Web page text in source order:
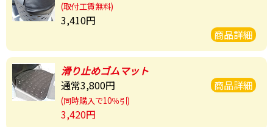
(取付工賃無料)
3,410円
商品詳細
滑り止めゴムマット
通常3,800円
(同時購入で10％引)
3,420円
商品詳細